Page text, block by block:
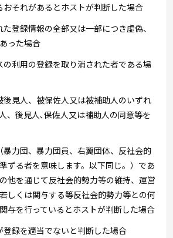
おそれがあるとホストが判断した場合
登録情報の全部又は一部につき虚偽、
った場合
の利用の登録を取り消された者である場
後見人、被保佐人又は被補助人のいずれ
、後見人､保佐人又は補助人の同意等を
暴力団、暴力団員、右翼団体、反社会的
ずる者を意味します。以下同じ。）であ
他を通じて反社会的勢力等の維持、運営
しくは関与する等反社会的勢力等との何
与を行っているとホストが判断した場合
登録を適当でないと判断した場合